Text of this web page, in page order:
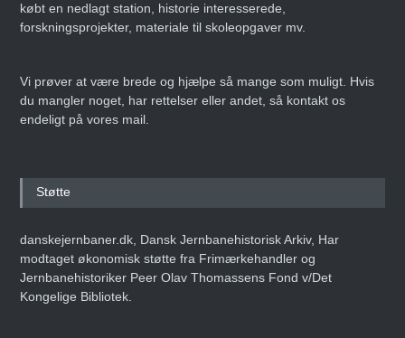
købt en nedlagt station, historie interesserede,
forskningsprojekter, materiale til skoleopgaver mv.
Vi prøver at være brede og hjælpe så mange som muligt. Hvis
du mangler noget, har rettelser eller andet, så kontakt os
endeligt på vores mail.
Støtte
danskejernbaner.dk, Dansk Jernbanehistorisk Arkiv, Har
modtaget økonomisk støtte fra Frimærkehandler og
Jernbanehistoriker Peer Olav Thomassens Fond v/Det
Kongelige Bibliotek.